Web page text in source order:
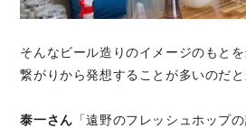
そんなビール造りのイメージのもと
繋がりから発想することが多いのだと
泰一さん 「遠野のフレッシュホップ